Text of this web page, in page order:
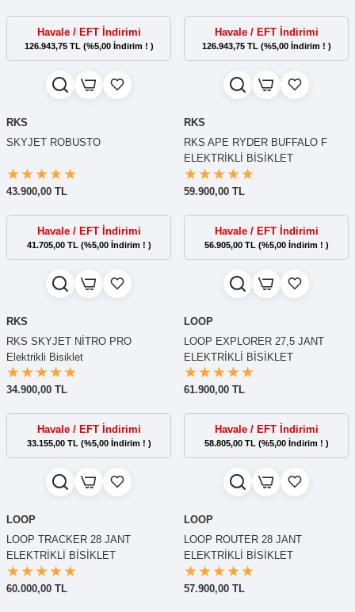
Havale / EFT İndirimi
126.943,75 TL (%5,00 İndirim ! )
Havale / EFT İndirimi
126.943,75 TL (%5,00 İndirim ! )
RKS
SKYJET ROBUSTO
43.900,00 TL
Havale / EFT İndirimi
41.705,00 TL (%5,00 İndirim ! )
RKS
RKS APE RYDER BUFFALO F
ELEKTRİKLİ BİSİKLET
59.900,00 TL
Havale / EFT İndirimi
56.905,00 TL (%5,00 İndirim ! )
RKS
RKS SKYJET NİTRO PRO
Elektrikli Bisiklet
34.900,00 TL
Havale / EFT İndirimi
33.155,00 TL (%5,00 İndirim ! )
LOOP
LOOP EXPLORER 27,5 JANT
ELEKTRİKLİ BİSİKLET
61.900,00 TL
Havale / EFT İndirimi
58.805,00 TL (%5,00 İndirim ! )
LOOP
LOOP TRACKER 28 JANT
ELEKTRİKLİ BİSİKLET
60.000,00 TL
LOOP
LOOP ROUTER 28 JANT
ELEKTRİKLİ BİSİKLET
57.900,00 TL